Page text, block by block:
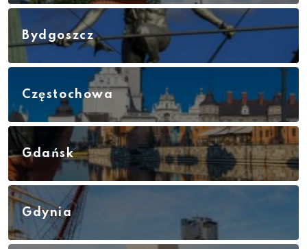
Bydgoszcz
Częstochowa
Gdańsk
Gdynia